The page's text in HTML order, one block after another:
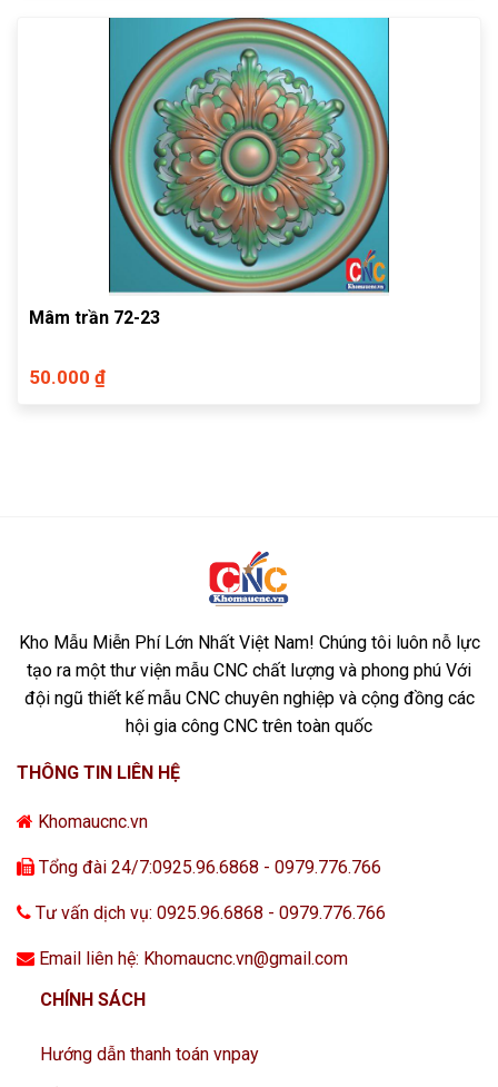
Mâm trần 72-23
50.000 ₫
Kho Mẫu Miễn Phí Lớn Nhất Việt Nam! Chúng tôi luôn nỗ lực
tạo ra một thư viện mẫu CNC chất lượng và phong phú Với
đội ngũ thiết kế mẫu CNC chuyên nghiệp và cộng đồng các
hội gia công CNC trên toàn quốc
THÔNG TIN LIÊN HỆ
Khomaucnc.vn
Tổng đài 24/7:0925.96.6868 - 0979.776.766
Tư vấn dịch vụ: 0925.96.6868 - 0979.776.766
Email liên hệ: Khomaucnc.vn@gmail.com
CHÍNH SÁCH
Hướng dẫn thanh toán vnpay